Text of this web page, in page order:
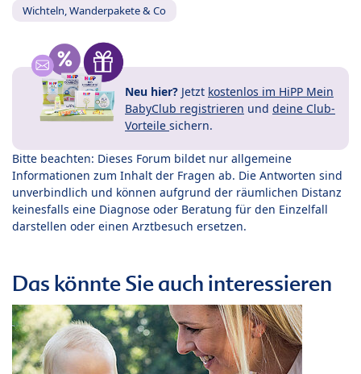
Wichteln, Wanderpakete & Co
Neu hier? Jetzt kostenlos im HiPP Mein
BabyClub registrieren und deine Club-
Vorteile sichern.
Bitte beachten: Dieses Forum bildet nur allgemeine
Informationen zum Inhalt der Fragen ab. Die Antworten sind
unverbindlich und können aufgrund der räumlichen Distanz
keinesfalls eine Diagnose oder Beratung für den Einzelfall
darstellen oder einen Arztbesuch ersetzen.
Das könnte Sie auch interessieren